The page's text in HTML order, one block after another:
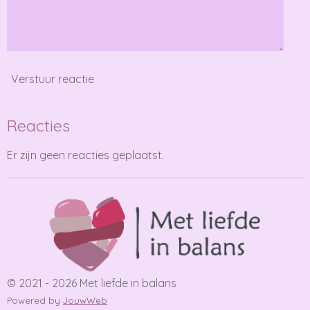
Verstuur reactie
Reacties
Er zijn geen reacties geplaatst.
© 2021 - 2026 Met liefde in balans
Powered by JouwWeb